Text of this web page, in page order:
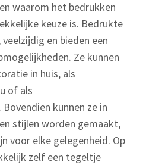
waarom het bedrukken
keuze is. Bedrukte
en bieden een
Ze kunnen
in huis, als
of als
kunnen ze in
stijlen worden gemaakt,
voor elke gelegenheid. Op
zelf een tegeltje